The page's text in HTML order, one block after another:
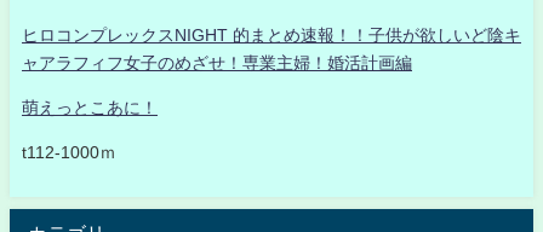
ヒロコンプレックスNIGHT 的まとめ速報！！子供が欲しいど陰キ
ャアラフィフ女子のめざせ！専業主婦！婚活計画編
萌えっとこあに！
t112-1000ｍ